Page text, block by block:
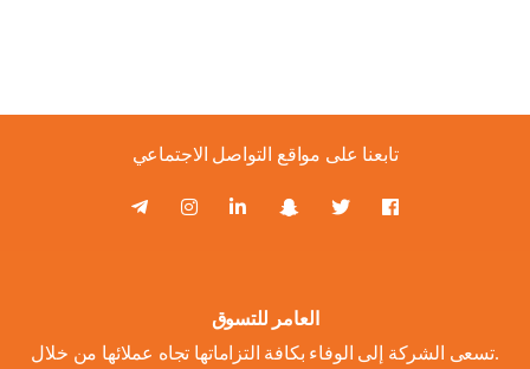
تابعنا على مواقع التواصل الاجتماعي
العامر للتسوق
.تسعى الشركة إلى الوفاء بكافة التزاماتها تجاه عملائها من خلال